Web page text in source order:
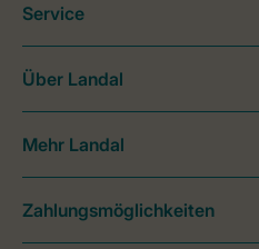
Service
Über Landal
Mehr Landal
Zahlungsmöglichkeiten